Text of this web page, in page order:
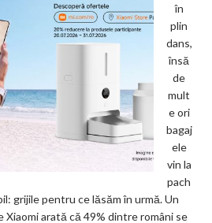
în
plin
dans,
însă
de
mult
e ori
bagaj
ele
vin la
pach
grijile pentru ce lăsăm în urmă. Un
arată că 49% dintre români se